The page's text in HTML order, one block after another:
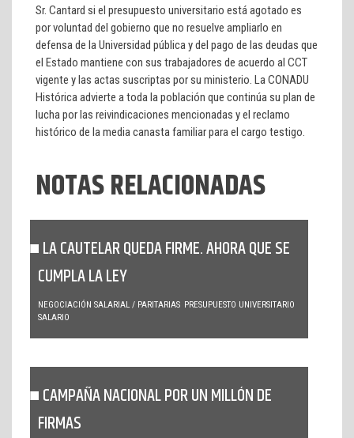
Sr. Cantard si el presupuesto universitario está agotado es
por voluntad del gobierno que no resuelve ampliarlo en
defensa de la Universidad pública y del pago de las deudas que
el Estado mantiene con sus trabajadores de acuerdo al CCT
vigente y las actas suscriptas por su ministerio. La CONADU
Histórica advierte a toda la población que continúa su plan de
lucha por las reivindicaciones mencionadas y el reclamo
histórico de la media canasta familiar para el cargo testigo.
NOTAS RELACIONADAS
LA CAUTELAR QUEDA FIRME. AHORA QUE SE
CUMPLA LA LEY
NEGOCIACIÓN SALARIAL / PARITARIAS PRESUPUESTO UNIVERSITARIO
SALARIO
CAMPAÑA NACIONAL POR UN MILLÓN DE
FIRMAS